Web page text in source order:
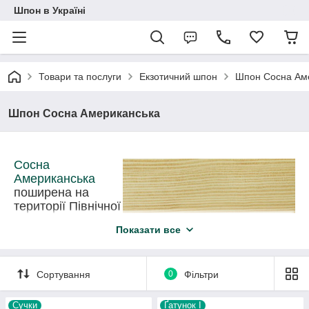
Шпон в Україні
Товари та послуги Екзотичний шпон Шпон Сосна
Шпон Сосна Американська
Сосна
Американська
поширена на
території Північної
досягає 35 - 75 м,
Показати все
Сортування 0 Фільтри
Сучки Ґатунок I